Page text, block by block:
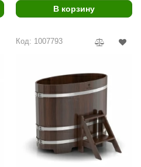
В корзину
Код: 1007793